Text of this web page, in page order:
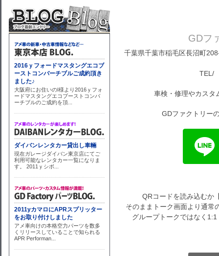
GDフ
千葉県千葉市稲毛区長沼町
TEL/
車検・修理やカスタ
GDファクトリー
QRコードを読み込むか
そのままトーク画面より通常
グループトークではなく